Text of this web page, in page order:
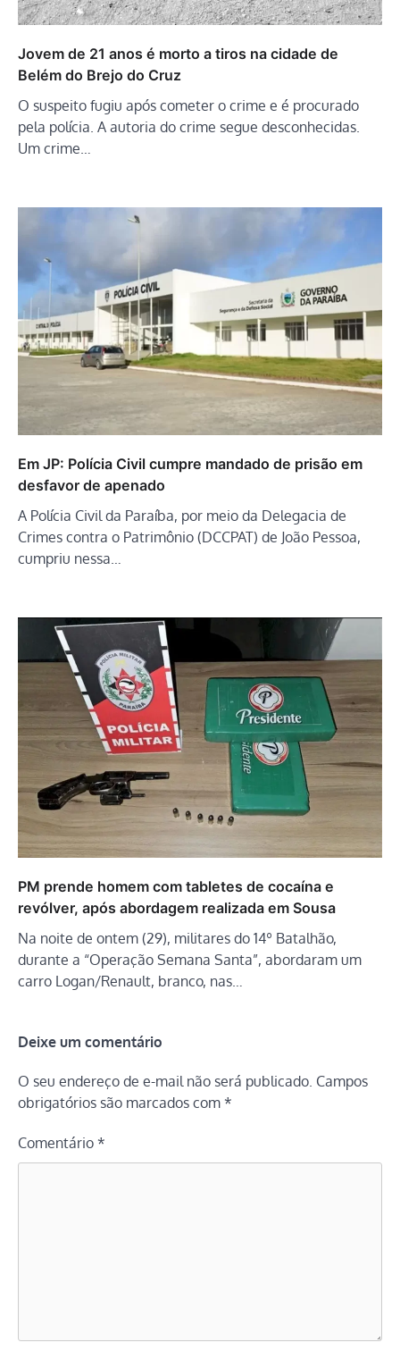
Jovem de 21 anos é morto a tiros na cidade de
Belém do Brejo do Cruz
O suspeito fugiu após cometer o crime e é procurado
pela polícia. A autoria do crime segue desconhecidas.
Um crime…
Em JP: Polícia Civil cumpre mandado de prisão em
desfavor de apenado
A Polícia Civil da Paraíba, por meio da Delegacia de
Crimes contra o Patrimônio (DCCPAT) de João Pessoa,
cumpriu nessa…
PM prende homem com tabletes de cocaína e
revólver, após abordagem realizada em Sousa
Na noite de ontem (29), militares do 14º Batalhão,
durante a “Operação Semana Santa”, abordaram um
carro Logan/Renault, branco, nas…
Deixe um comentário
O seu endereço de e-mail não será publicado. Campos
obrigatórios são marcados com *
Comentário *